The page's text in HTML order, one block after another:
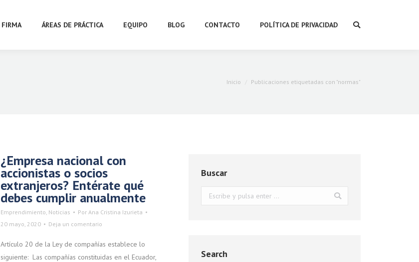
FIRMA ÁREAS DE PRÁCTICA EQUIPO BLOG CONTACTO POLÍTICA DE PRIVACIDAD Buscar:
Estás aquí:
Inicio Publicaciones etiquetadas con "normas"
¿Empresa nacional con
accionistas o socios
extranjeros? Entérate qué
debes cumplir anualmente
Emprendimiento, Noticias Por Ana Cristina Izurieta
20 mayo, 2020
Deja un comentario
Artículo 20 de la Ley de compañías establece lo
siguiente: Las compañías constituidas en el Ecuador,
Buscar
Buscar:
Search